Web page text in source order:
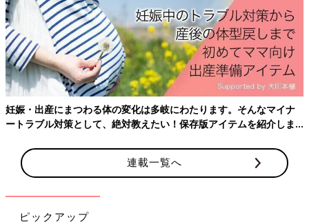
ムカする「食べづわり」の症状が出たり、食べ
ると吐いてしまったり、食べ物のにおいがダメ
になったり、偏食になったりと、食生活に支障
をきたすことが多いもの。そんなとき、少しで
も食べる・飲むためのコツを、つわりの軽減を
目的とした研究を行っている、関西医科大学看
護学部・岩國亜紀子先生に教えてもらいまし
た。
つわりのときは、無理せずなるべく休むことがいちばん。食べた
ものを吐いてしまっても、多少の水分や栄養は吸収されていま
す。ただし、尿の回数が減って濃くなった、体重が妊娠前より
5％以上（体重50kgの人なら2.5kg以上）減った場合などは、点
滴による水分投与が必要な場合も。症状が見られたら受診しまし
ょう。
参考／『初めてのたまごクラブ』2021年夏号「つら～いつわり
を少しでもラクにするコツ！」
妊娠・出産にまつわる体の変化は多岐にわたります。そんなマイナ
ートラブル対策として、絶対教えたい！保存版アイテムを紹介しま
連載一覧へ
ピックアップ